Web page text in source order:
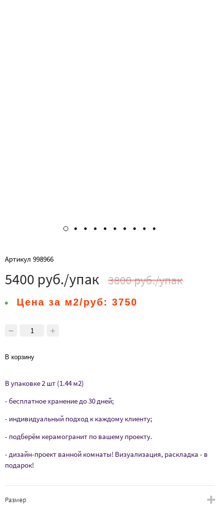
Артикул 998966
5400 руб./упак 3800 руб./упак
Цена за м2/руб: 3750
В корзину
В упаковке 2 шт (1.44 м2)
- бесплатное хранение до 30 дней;
- индивидуальный подход к каждому клиенту;
- подберём керамогранит по вашему проекту.
- дизайн-проект ванной комнаты! Визуализация, раскладка - в
подарок!
Размер